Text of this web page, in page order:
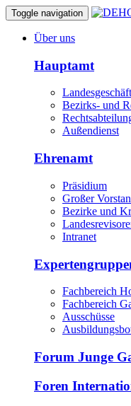
Toggle navigation
Über uns
Hauptamt
Bezirks- und
Außendienst
Ehrenamt
Präsidium
Großer
Bezirke und
Intranet
Fachbereich
Fachbereich
Ausschüsse
Forum Junge
Foren